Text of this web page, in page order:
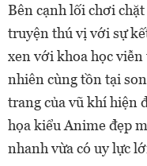
Bên cạnh lối chơi
truyện thú vị với sự
xen với khoa học
nhiên cùng tồn tại
trang của vũ khí hiện
họa kiểu Anime đẹp
nhanh vừa có uy lực